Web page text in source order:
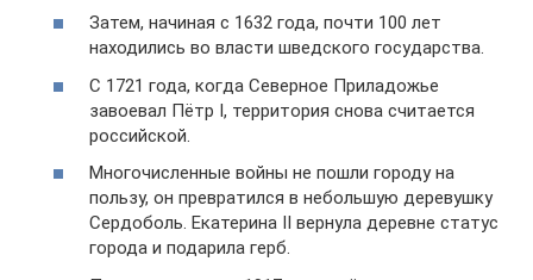
Затем, начиная с 1632 года, почти 100 лет
находились во власти шведского государства.
С 1721 года, когда Северное Приладожье
завоевал Пётр I, территория снова считается
российской.
Многочисленные войны не пошли городу на
пользу, он превратился в небольшую деревушку
Сердоболь. Екатерина II вернула деревне статус
города и подарила герб.